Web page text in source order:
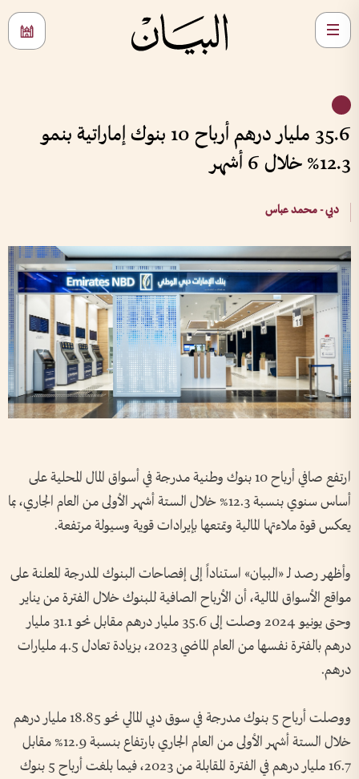
35.6 مليار درهم أرباح 10 بنوك إماراتية بنمو
12.3% خلال 6 أشهر
دبي - محمد عباس
ارتفع صافي أرباح 10 بنوك وطنية مدرجة في أسواق المال المحلية على
أساس سنوي بنسبة 12.3% خلال الستة أشهر الأولى من العام الجاري، بما
يعكس قوة ملاءتها المالية وتمتعها بإيرادات قوية وسيولة مرتفعة.
وأظهر رصد لـ «البيان» استناداً إلى إفصاحات البنوك المدرجة المعلنة على
مواقع الأسواق المالية، أن الأرباح الصافية للبنوك خلال الفترة من يناير
وحتى يونيو 2024 وصلت إلى 35.6 مليار درهم مقابل نحو 31.1 مليار
درهم بالفترة نفسها من العام الماضي 2023، بزيادة تعادل 4.5 مليارات
درهم.
ووصلت أرباح 5 بنوك مدرجة في سوق دبي المالي نحو 18.85 مليار درهم
خلال الستة أشهر الأولى من العام الجاري بارتفاع بنسبة 12.9% مقابل
16.7 مليار درهم في الفترة المقابلة من 2023، فيما بلغت أرباح 5 بنوك